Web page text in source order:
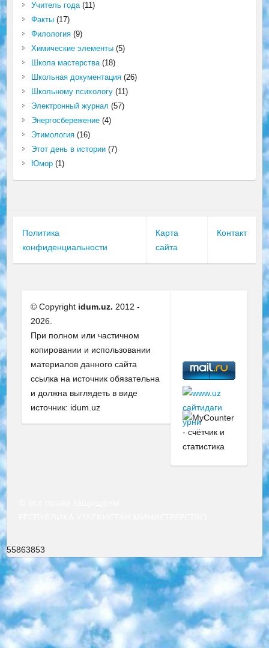
Учитель года(11)
Факты(17)
Филология(9)
Химические элементы(5)
Школа мастерства(18)
Школьная документация(26)
Школьному психологу(11)
Электронный журнал (57)
Энергосбережение(4)
Этимология(16)
Этот день в истории(7)
Юмор(1)
Политика
конфиденциальности
Карта
сайта
Контакт
© Copyright idum.uz. 2012 -
2026.
При полном или частичном
копировании и использовании
материалов данного сайта
ссылка на источник обязательна
и должна выглядеть в виде
источник: idum.uz
55863853